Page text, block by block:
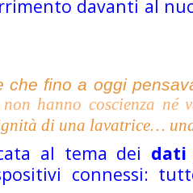
davanti al
che fino a oggi
hanno coscienza né
di una lavatrice…
al tema dei dati
connessi: